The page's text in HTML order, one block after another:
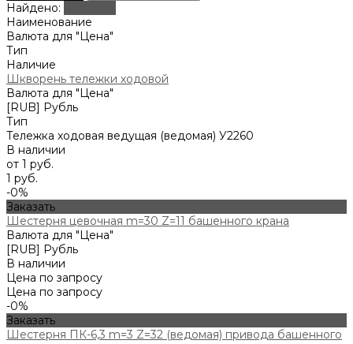
Найдено:
Наименование
Валюта для "Цена"
Тип
Наличие
Шкворень тележки ходовой
Валюта для "Цена"
[RUB] Рубль
Тип
Тележка ходовая ведущая (ведомая) У2260
В наличии
от 1 руб.
1 руб.
-0%
Заказать
Шестерня цевочная m=30 Z=11 башенного крана
Валюта для "Цена"
[RUB] Рубль
В наличии
Цена по запросу
Цена по запросу
-0%
Заказать
Шестерня ПК-6,3 m=3 Z=32 (ведомая) привода башенного